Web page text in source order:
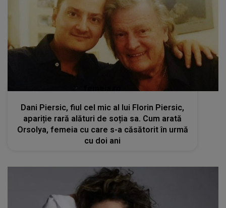
Dani Piersic, fiul cel mic al lui Florin Piersic,
apariție rară alături de soția sa. Cum arată
Orsolya, femeia cu care s-a căsătorit în urmă
cu doi ani